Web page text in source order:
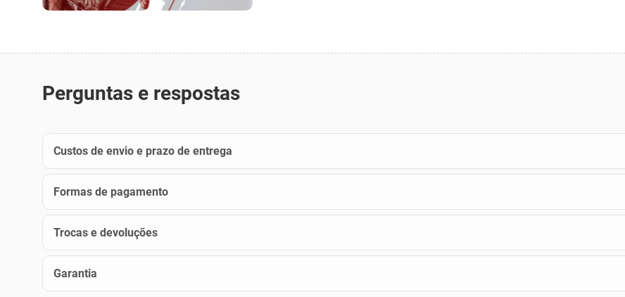
Perguntas e respostas
Custos de envio e prazo de entrega
Formas de pagamento
Trocas e devoluções
Garantia